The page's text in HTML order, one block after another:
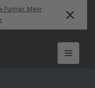
Partner. Mehr